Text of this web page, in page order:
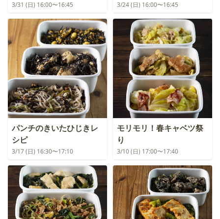
3/31 (日) 16:00〜16:45 3/24 (日) 16:00〜16:45
パンチのきいたひじきレ
シピ
3/17 (日) 16:30〜17:10
モリモリ！春キャベツ祭
り
3/10 (日) 17:00〜17:40